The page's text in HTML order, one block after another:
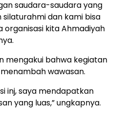
saudara-saudara yang
silaturahmi dan kami bisa
kita Ahmadiyah
mengakui bahwa kegiatan
wawasan.
inj, saya mendapatkan
yang luas,” ungkapnya.